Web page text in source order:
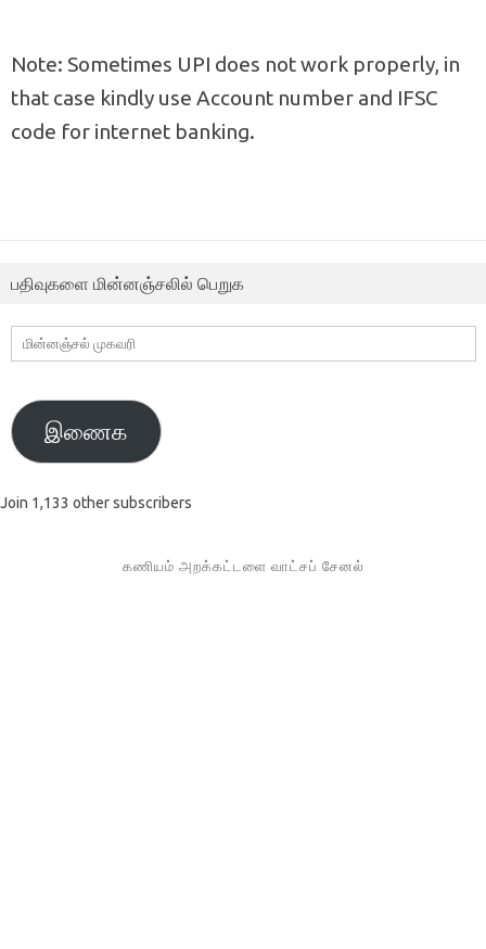
Note: Sometimes UPI does not work properly, in
that case kindly use Account number and IFSC
code for internet banking.
பதிவுகளை மின்னஞ்சலில் பெறுக
மின்னஞ்சல்
முகவரி
இணைக
Join 1,133 other subscribers
கணியம் அறக்கட்டளை வாட்சப் சேனல்